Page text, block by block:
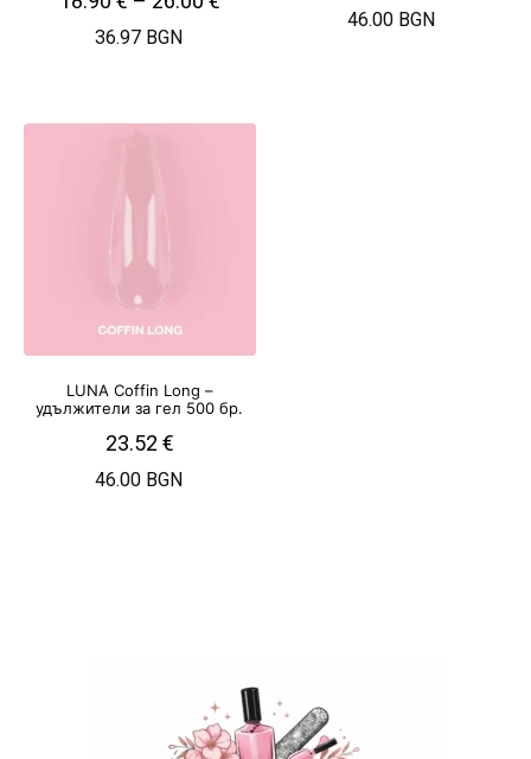
36.97 BGN
46.00 BGN
LUNA Coffin Long –
удължители за гел 500 бр.
23.52 €
46.00 BGN